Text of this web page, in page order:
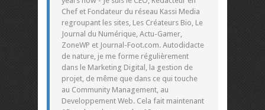
Chef et Fondateur du réseau Kassi Media
regroupant les sites, Les Créateurs Bio, Le
Journal du Numérique, Actu-Gamer,
ZoneWP et Journal-Foot.com. Autodidacte
de nature, je me forme régulièrement
dans le Marketing Digital, la gestion de
projet, de même que dans ce qui touche
au Community Management, au
Developpement Web. Cela fait maintenant